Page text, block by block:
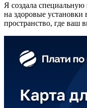
Я создала специальную
на здоровые установки
пространство, где ваш